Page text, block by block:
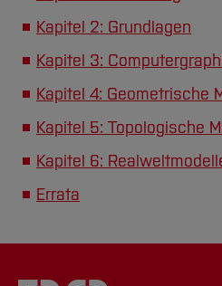
Kapitel 2: Grundlagen
Kapitel 3:
Kapitel 4: Geometrische
Kapitel 5: Topologische
Kapitel 6:
Errata